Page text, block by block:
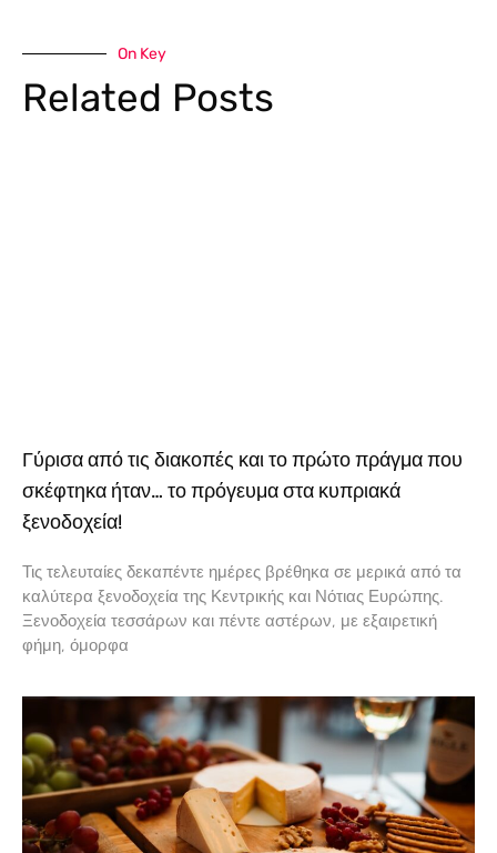
On Key
Related Posts
Γύρισα από τις διακοπές και το πρώτο πράγμα που
σκέφτηκα ήταν… το πρόγευμα στα κυπριακά
ξενοδοχεία!
Τις τελευταίες δεκαπέντε ημέρες βρέθηκα σε μερικά από τα
καλύτερα ξενοδοχεία της Κεντρικής και Νότιας Ευρώπης.
Ξενοδοχεία τεσσάρων και πέντε αστέρων, με εξαιρετική
φήμη, όμορφα